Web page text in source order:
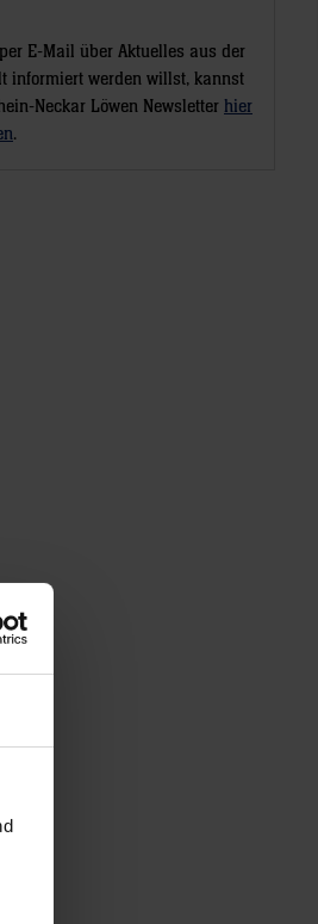
E-Mail über Aktuelles aus der
informiert werden willst, kannst
Neckar Löwen Newsletter hier
.